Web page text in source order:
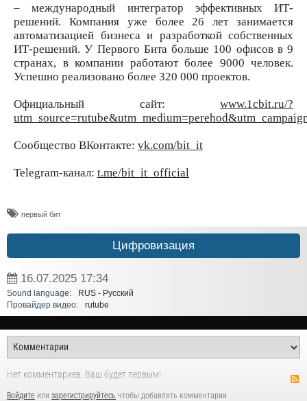
– международный интегратор эффективных ИТ-
решений. Компания уже более 26 лет занимается
автоматизацией бизнеса и разработкой собственных
ИТ-решений. У Первого Бита больше 100 офисов в 9
странах, в компании работают более 9000 человек.
Успешно реализовано более 320 000 проектов.
Официальный сайт: www.1cbit.ru/?
Сообщество ВКонтакте: vk.com/bit_it
Telegram-канал: t.me/bit_it_official
​первый бит
Цифровизация
16.07.2025 17:34
Sound language:
RUS - Русский
Провайдер видео:
rutube
Нет комментариев. Ваш будет первым!
Войдите или зарегистрируйтесь чтобы добавлять комментарии